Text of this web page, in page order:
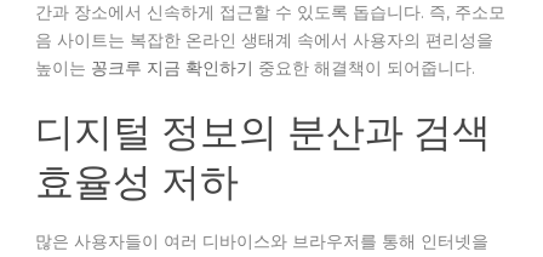
간과 장소에서 신속하게 접근할 수 있도록 돕습니다. 즉, 주소모
음 사이트는 복잡한 온라인 생태계 속에서 사용자의 편리성을
높이는 꽁크루 지금 확인하기 중요한 해결책이 되어줍니다.
디지털 정보의 분산과 검색
효율성 저하
많은 사용자들이 여러 디바이스와 브라우저를 통해 인터넷을